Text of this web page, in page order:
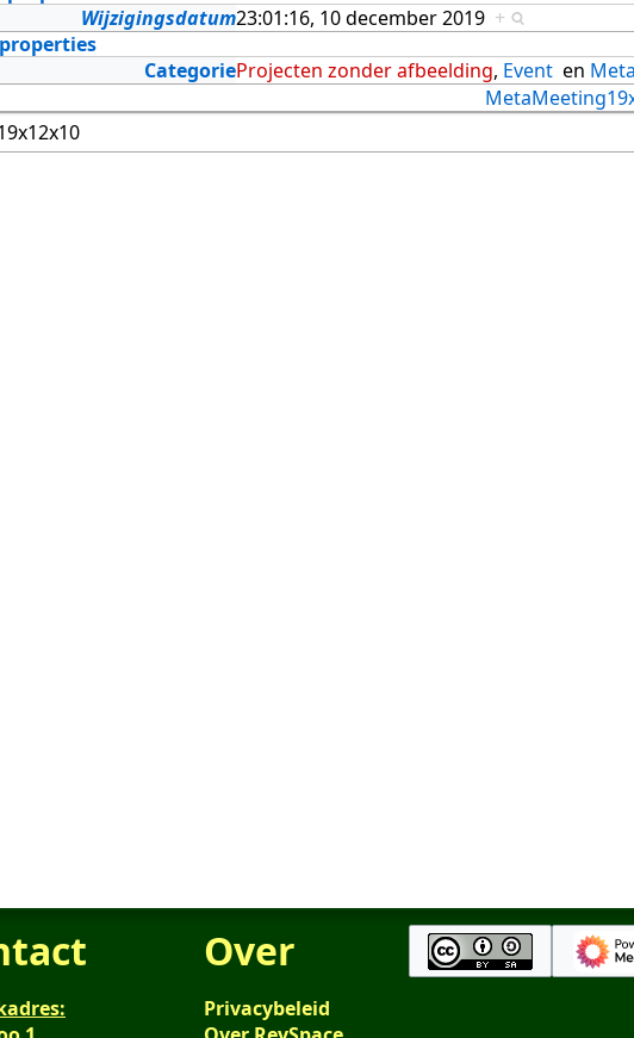
Wijzigingsdatum23:01:16, 10 december 2019 +
CategorieProjecten zonder afbeelding, Event en
Over
Privacybeleid